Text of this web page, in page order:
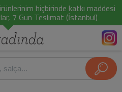
hiçbirinde katkı maddesi
7 Gün Teslimat (İstanbul)